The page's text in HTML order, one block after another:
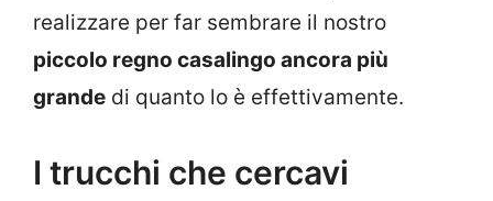
realizzare per far sembrare il nostro
piccolo regno casalingo ancora più
grande di quanto lo è effettivamente.
I trucchi che cercavi